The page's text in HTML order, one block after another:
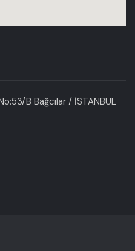
B Bağcılar / İSTANBUL